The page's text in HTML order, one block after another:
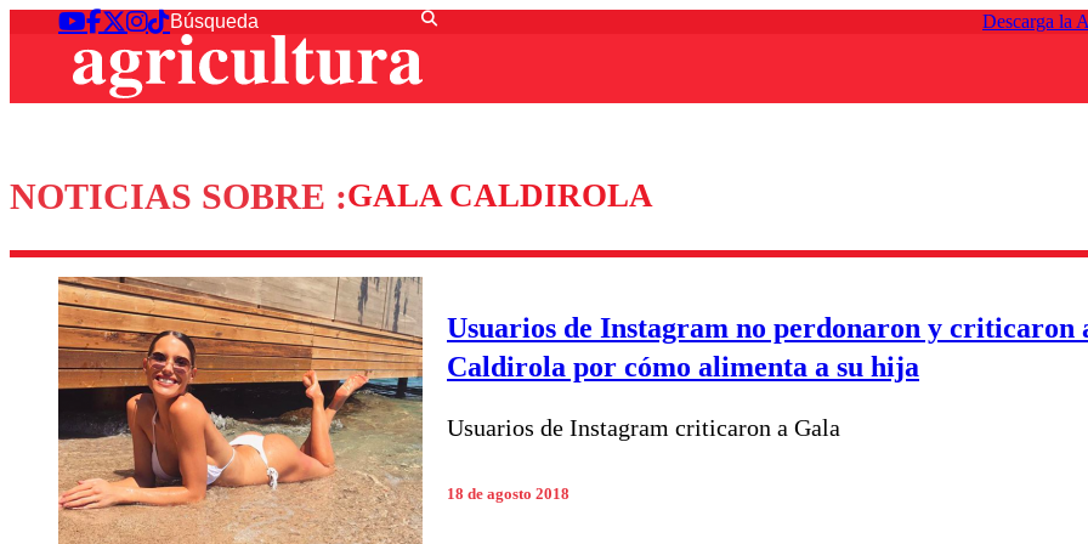
Descarga la
NOTICIAS SOBRE :GALA CALDIROLA
Usuarios de Instagram no perdonaron y criticaron
Caldirola por cómo alimenta a su hija
Usuarios de Instagram criticaron a Gala
18 de agosto 2018